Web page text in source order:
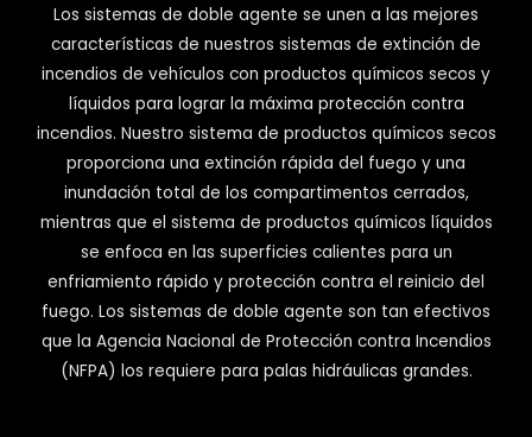
Los sistemas de doble agente se unen a las mejores
características de nuestros sistemas de extinción de
incendios de vehículos con productos químicos secos y
líquidos para lograr la máxima protección contra
incendios. Nuestro sistema de productos químicos secos
proporciona una extinción rápida del fuego y una
inundación total de los compartimentos cerrados,
mientras que el sistema de productos químicos líquidos
se enfoca en las superficies calientes para un
enfriamiento rápido y protección contra el reinicio del
fuego. Los sistemas de doble agente son tan efectivos
que la Agencia Nacional de Protección contra Incendios
(NFPA) los requiere para palas hidráulicas grandes.